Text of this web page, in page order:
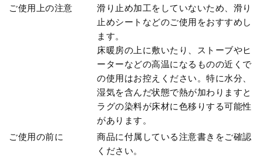
ご使用上の注意
滑り止め加工をしていないため、滑り
止めシートなどのご使用をおすすめし
ます。
床暖房の上に敷いたり、ストーブやヒ
ーターなどの高温になるものの近くで
の使用はお控えください。特に水分、
湿気を含んだ状態で熱が加わりますと
ラグの染料が床材に色移りする可能性
があります。
ご使用の前に
商品に付属している注意書きをご確認
ください。